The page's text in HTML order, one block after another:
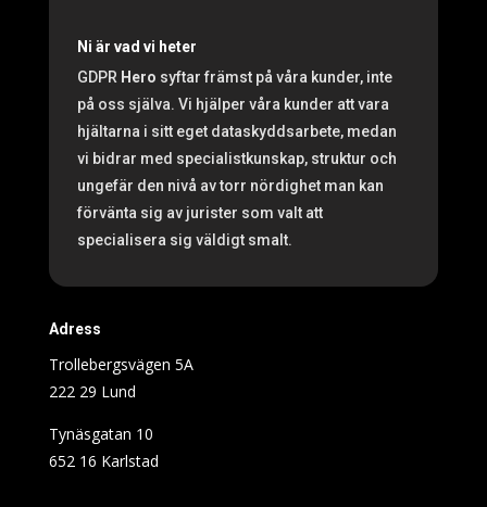
Ni är vad vi heter
GDPR Hero syftar främst på våra kunder, inte
på oss själva. Vi hjälper våra kunder att vara
hjältarna i sitt eget dataskyddsarbete, medan
vi bidrar med specialistkunskap, struktur och
ungefär den nivå av torr nördighet man kan
förvänta sig av jurister som valt att
specialisera sig väldigt smalt.
Adress
Trollebergsvägen 5A
222 29 Lund
Tynäsgatan 10
652 16 Karlstad